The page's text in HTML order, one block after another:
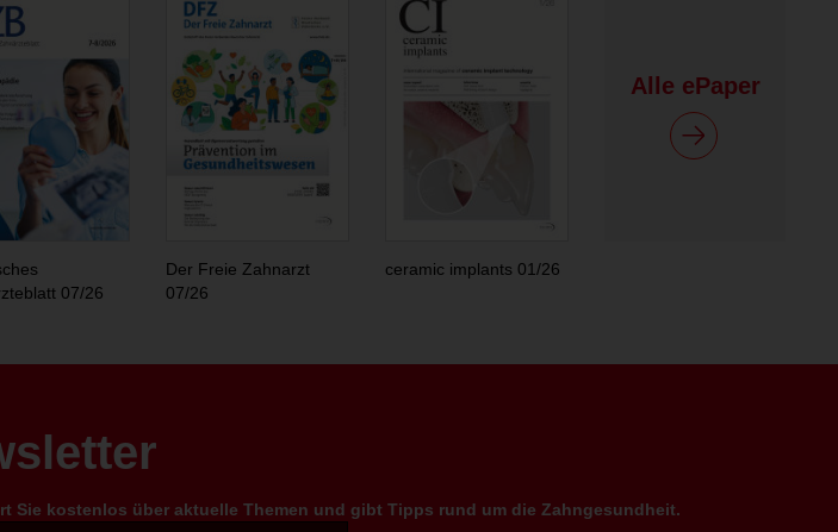
07/26
Der Freie Zahnarzt
07/26
ceramic implants 01/26
Alle ePaper
Sie kostenlos über aktuelle Themen und gibt Tipps rund um die Zahngesundheit.